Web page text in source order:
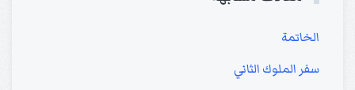
الخاتمة
سفر الملوك الثاني